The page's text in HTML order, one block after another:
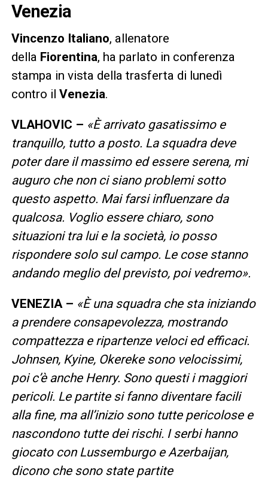
Venezia
Vincenzo Italiano, allenatore
della Fiorentina, ha parlato in conferenza
stampa in vista della trasferta di lunedì
contro il Venezia.
VLAHOVIC – «Èarrivato gasatissimo e
tranquillo, tutto a posto. La squadra deve
poter dare il massimo ed essere serena, mi
auguro che non ci siano problemi sotto
questo aspetto. Mai farsi influenzare da
qualcosa. Voglio essere chiaro, sono
situazioni tra lui e la società, io posso
rispondere solo sul campo. Le cose stanno
andando meglio del previsto, poi vedremo».
VENEZIA – «È una squadra che sta iniziando
a prendere consapevolezza, mostrando
compattezza e ripartenze veloci ed efficaci.
Johnsen, Kyine, Okereke sono velocissimi,
poi c’è anche Henry. Sono questi i maggiori
pericoli. Le partite si fanno diventare facili
alla fine, ma all’inizio sono tutte pericolose e
nascondono tutte dei rischi. I serbi hanno
giocato con Lussemburgo e Azerbaijan,
dicono che sono state partite